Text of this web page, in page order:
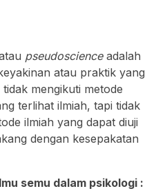
pseudoscienceadalah
atau praktik yang
mengikuti metode
terlihat ilmiah, tapi tidak
ilmiah yang dapat diuji
dengan kesepakatan
semu dalam psikologi :